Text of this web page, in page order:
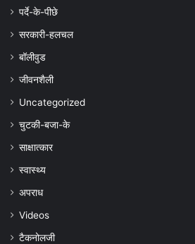
पर्दे-के-पीछे
सरकारी-हलचल
बॉलीवुड
जीवनशैली
Uncategorized
चुटकी-बजा-के
साक्षात्कार
स्वास्थ्य
अपराध
Videos
टैकनोलजी